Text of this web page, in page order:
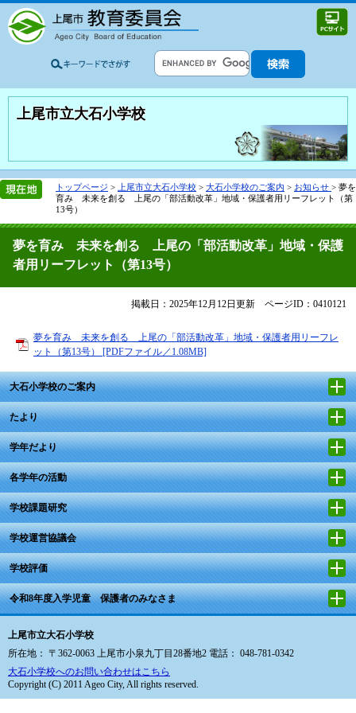
上尾市立大石小学校
トップページ > 上尾市立大石小学校 > 大石小学校のご案内 > お知らせ > 夢を
育み 未来を創る 上尾の「部活動改革」地域・保護者用リーフレット（第
13号）
夢を育み 未来を創る 上尾の「部活動改革」地域・保護
者用リーフレット（第13号）
掲載日：2025年12月12日更新 ページID：0410121
夢を育み 未来を創る 上尾の「部活動改革」地域・保護者用リーフレ
ット（第13号） [PDFファイル／1.08MB]
大石小学校のご案内
たより
学年だより
各学年の活動
学校課題研究
学校運営協議会
学校評価
令和8年度入学児童 保護者のみなさま
上尾市立大石小学校
所在地： 〒362-0063 上尾市小泉九丁目28番地2 電話： 048-781-0342
大石小学校へのお問い合わせはこちら
Copyright (C) 2011 Ageo City, All rights reserved.